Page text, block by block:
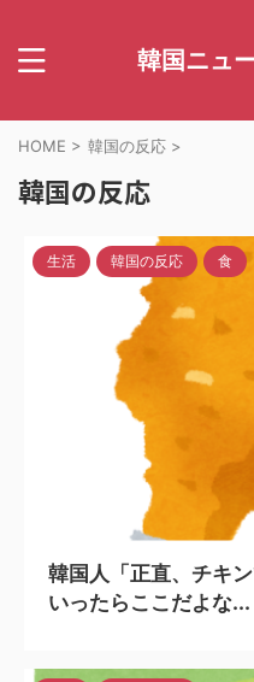
韓国ニュ
HOME > 韓国の反応 >
韓国の反応
生活 韓国の反応 食
韓国人「正直、チキ
いったらここだよな...